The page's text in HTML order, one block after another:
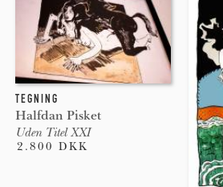
TEGNING
Halfdan Pisket
Uden Titel XXI
2.800 DKK